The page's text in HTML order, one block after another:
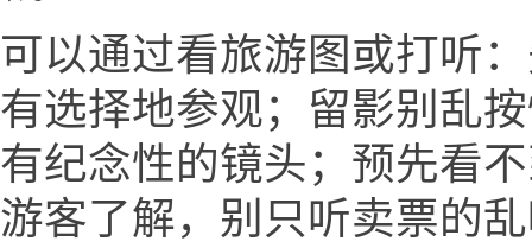
可以通过看旅游图或打听
有选择地参观；留影别乱
有纪念性的镜头；预先看
游客了解，别只听卖票的